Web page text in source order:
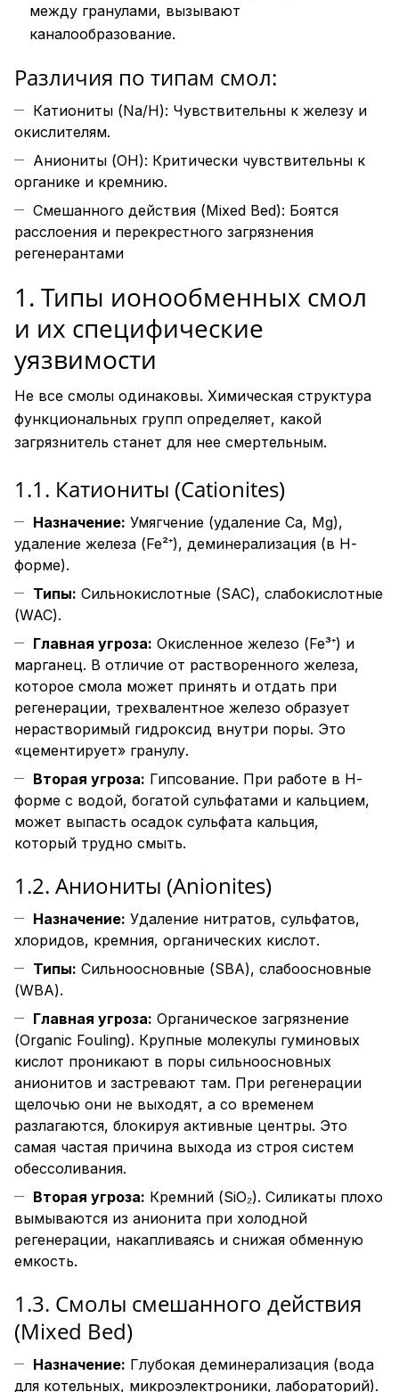
между гранулами, вызывают
каналообразование.
Различия по типам смол:
Катиониты (Na/H): Чувствительны к железу и
окислителям.
Аниониты (OH): Критически чувствительны к
органике и кремнию.
Смешанного действия (Mixed Bed): Боятся
расслоения и перекрестного загрязнения
регенерантами
1. Типы ионообменных смол
и их специфические
уязвимости
Не все смолы одинаковы. Химическая структура
функциональных групп определяет, какой
загрязнитель станет для нее смертельным.
1.1. Катиониты (Cationites)
Назначение: Умягчение (удаление Ca, Mg),
удаление железа (Fe²⁺), деминерализация (в Н-
форме).
Типы: Сильнокислотные (SAC), слабокислотные
(WAC).
Главная угроза: Окисленное железо (Fe³⁺) и
марганец. В отличие от растворенного железа,
которое смола может принять и отдать при
регенерации, трехвалентное железо образует
нерастворимый гидроксид внутри поры. Это
«цементирует» гранулу.
Вторая угроза: Гипсование. При работе в Н-
форме с водой, богатой сульфатами и кальцием,
может выпасть осадок сульфата кальция,
который трудно смыть.
1.2. Аниониты (Anionites)
Назначение: Удаление нитратов, сульфатов,
хлоридов, кремния, органических кислот.
Типы: Сильноосновные (SBA), слабоосновные
(WBA).
Главная угроза: Органическое загрязнение
(Organic Fouling). Крупные молекулы гуминовых
кислот проникают в поры сильноосновных
анионитов и застревают там. При регенерации
щелочью они не выходят, а со временем
разлагаются, блокируя активные центры. Это
самая частая причина выхода из строя систем
обессоливания.
Вторая угроза: Кремний (SiO₂). Силикаты плохо
вымываются из анионита при холодной
регенерации, накапливаясь и снижая обменную
емкость.
1.3. Смолы смешанного действия
(Mixed Bed)
Назначение: Глубокая деминерализация (вода
для котельных, микроэлектроники, лабораторий).